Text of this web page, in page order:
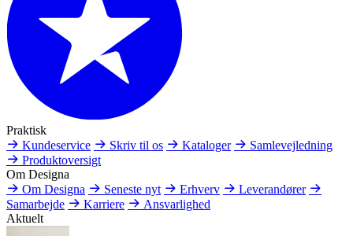
Praktisk
Kundeservice
Skriv til os Kataloger
Samlevejledning
Produktoversigt
Om Designa
Om Designa
Seneste nyt Erhverv
Leverandører
Samarbejde
Karriere
Ansvarlighed
Aktuelt